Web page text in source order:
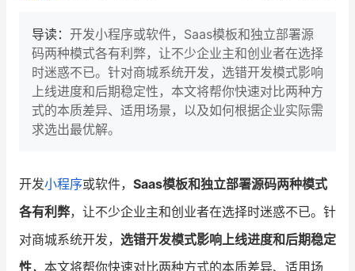
增长产品指南
智库 产品场景库
产品更新动态
品牌消费观
新零售资讯
导读： 开发小程序或软件，Saas模板和独立部署源
码两种模式各有利弊，让不少企业主和创业者在选择
时迷惑不已。针对商城系统开发，选错开发模式影响
上线进度和后期稳定性，本文将帮你快速对比两种方
式的本质差异、适用场景，以及如何根据企业实际需
求选出最优解。
开发小程序或软件， Saas模板和独立部署源码两种模式
各有利弊，让不少企业主和创业者在选择时迷惑不已。针
对商城系统开发， 选错开发模式影响上线进度和后期稳定
性，本文将帮你快速对比两种方式的本质差异、适用场